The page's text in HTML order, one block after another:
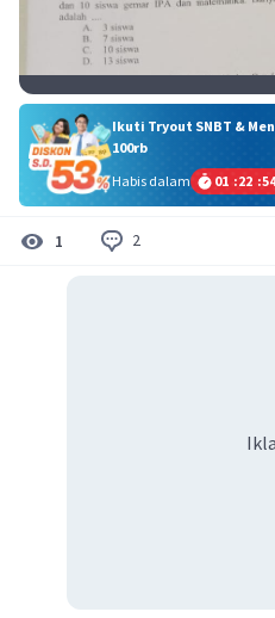
Ikuti Tryout SNBT &
100rb
Habis dalam
01 :22 :54
1 2